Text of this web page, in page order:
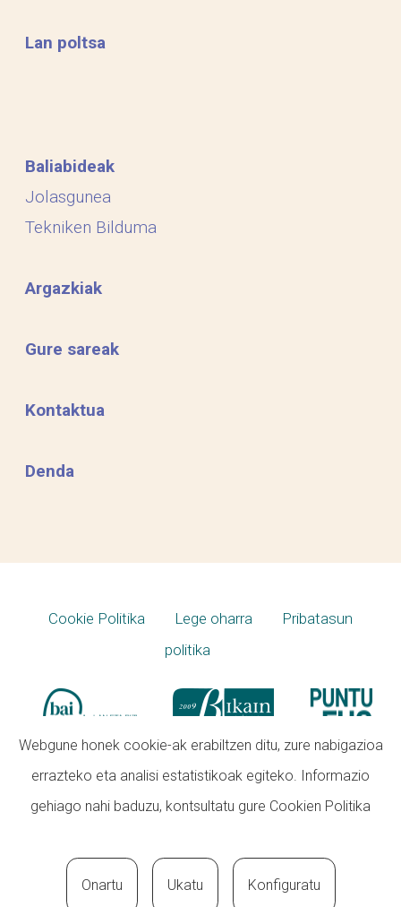
Lan poltsa
Baliabideak
Jolasgunea
Tekniken Bilduma
Argazkiak
Gure sareak
Kontaktua
Denda
Cookie Politika Lege oharra
Pribatasun
politika
Webgune honek cookie-ak erabiltzen ditu, zure nabigazioa
errazteko eta analisi estatistikoak egiteko. Informazio
gehiago nahi baduzu, kontsultatu gure Cookien Politika
Onartu Ukatu Konfiguratu